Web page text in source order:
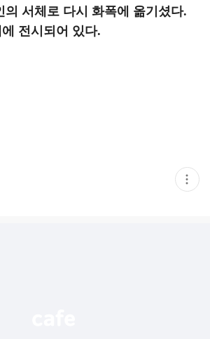
의 서체로 다시 화폭에 옮기셨다.
전시되어 있다.
현
재